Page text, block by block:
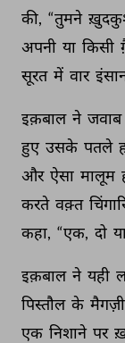
की, “तुमने
अपनी या किसी
सूरत में वार
इक़बाल ने जवाब
हुए उसके पतले
और ऐसा मालूम
करते वक़्त
कहा, “एक, दो
इक़बाल ने यही
पिस्तौल के
एक निशाने पर